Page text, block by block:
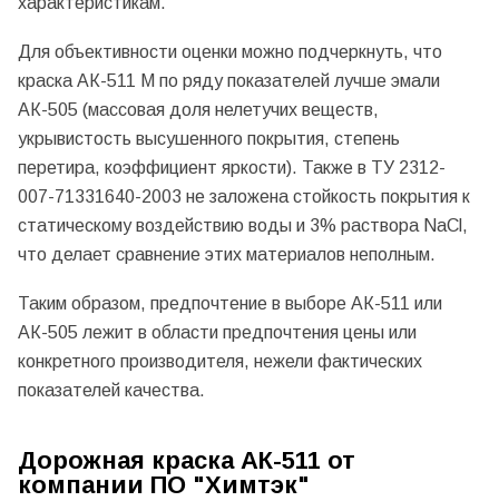
Для объективности оценки можно подчеркнуть, что
краска АК-511 М по ряду показателей лучше эмали
АК-505 (массовая доля нелетучих веществ,
укрывистость высушенного покрытия, степень
перетира, коэффициент яркости). Также в ТУ 2312-
007-71331640-2003 не заложена стойкость покрытия к
статическому воздействию воды и 3% раствора NaCl,
что делает сравнение этих материалов неполным.
Таким образом, предпочтение в выборе АК-511 или
АК-505 лежит в области предпочтения цены или
конкретного производителя, нежели фактических
показателей качества.
Дорожная краска АК-511 от
компании ПО "Химтэк"